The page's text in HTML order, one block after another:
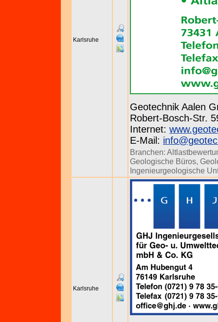
Karlsruhe
Geotechnik Aalen
Robert-Bosch-Str.
Internet:
E-Mail:
Branchen:
Geologische Büros,
Ingenieurgeologische
Karlsruhe